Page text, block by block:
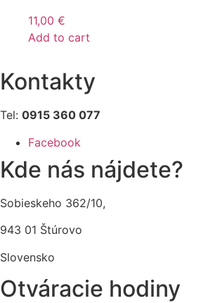
11,00 €
Add to cart
Kontakty
Tel: 0915 360 077
Facebook
Kde nás nájdete?
Sobieskeho 362/10,
943 01 Štúrovo
Slovensko
Otváracie hodiny